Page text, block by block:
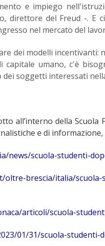
e impiego
direttore del Freud -. E
nel mercato del
dei modelli incentivanti:
capitale umano, c'è
soggetti interessati
all’interno della
e di informazione,
news/scuola-studenti-
oltre-brescia/italia/
articoli/scuola-
01/31/scuola-